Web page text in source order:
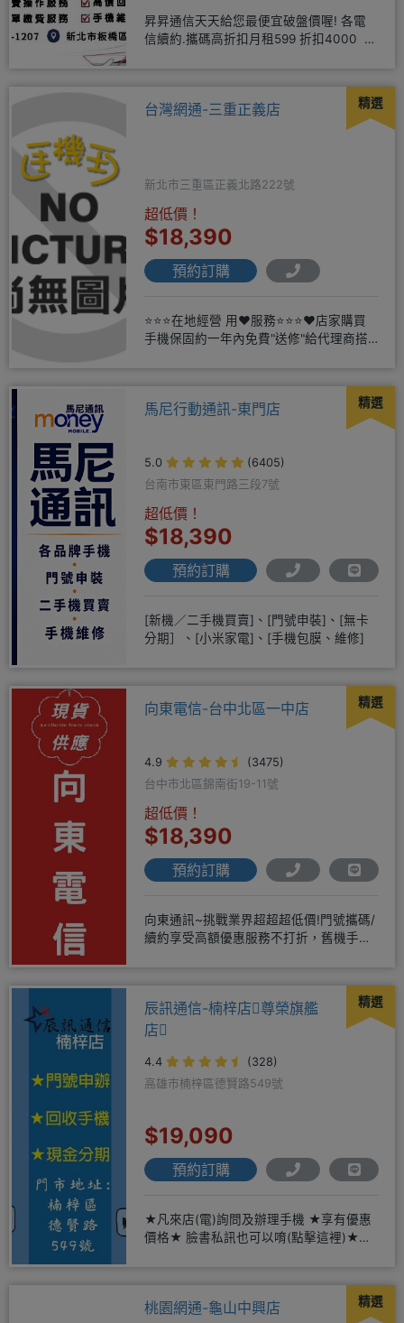
昇昇通信天天給您最便宜破盤價喔! 各電
信續約.攜碼高折扣月租599 折扣4000 月
精選
台灣網通-三重正義店
新北市三重區正義北路222號
超低價！
$18,390
預約訂購
⭐⭐⭐在地經營 用❤️服務⭐⭐⭐❤️店家購買
手機保固約一年內免費"送修"給代理商搭
精選
馬尼行動通訊-東門店
5.0
(6405)
台南市東區東門路三段7號
超低價！
$18,390
預約訂購
[新機／二手機買賣]、[門號申裝]、[無卡
分期］、[小米家電]、[手機包膜、維修]
精選
向東電信-台中北區一中店
4.9
(3475)
台中市北區錦南街19-11號
超低價！
$18,390
預約訂購
向東通訊~挑戰業界超超超低價!門號攜碼/
續約享受高額優惠服務不打折，舊機手機
精選
辰訊通信-楠梓店尊榮旗艦
店
4.4
(328)
高雄市楠梓區德賢路549號
$19,090
預約訂購
★凡來店(電)詢問及辦理手機 ★享有優惠
價格★ 臉書私訊也可以唷(點擊這裡)★免
精選
桃園網通-龜山中興店